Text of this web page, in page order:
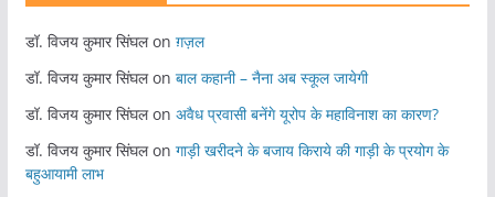
डॉ. विजय कुमार सिंघलon ग़ज़ल
डॉ. विजय कुमार सिंघलon बाल कहानी – नैना अब स्कूल जायेगी
डॉ. विजय कुमार सिंघलon अवैध प्रवासी बनेंगे यूरोप के महाविनाश का कारण?
डॉ. विजय कुमार सिंघलon गाड़ी खरीदने के बजाय किराये की गाड़ी के प्रयोग के
बहुआयामी लाभ